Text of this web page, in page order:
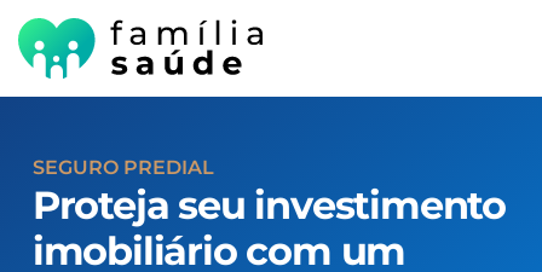
SEGURO PREDIAL
Proteja seu investimento
imobiliário com um